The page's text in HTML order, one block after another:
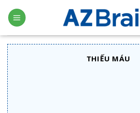
Skip
to
content
THIẾU MÁU